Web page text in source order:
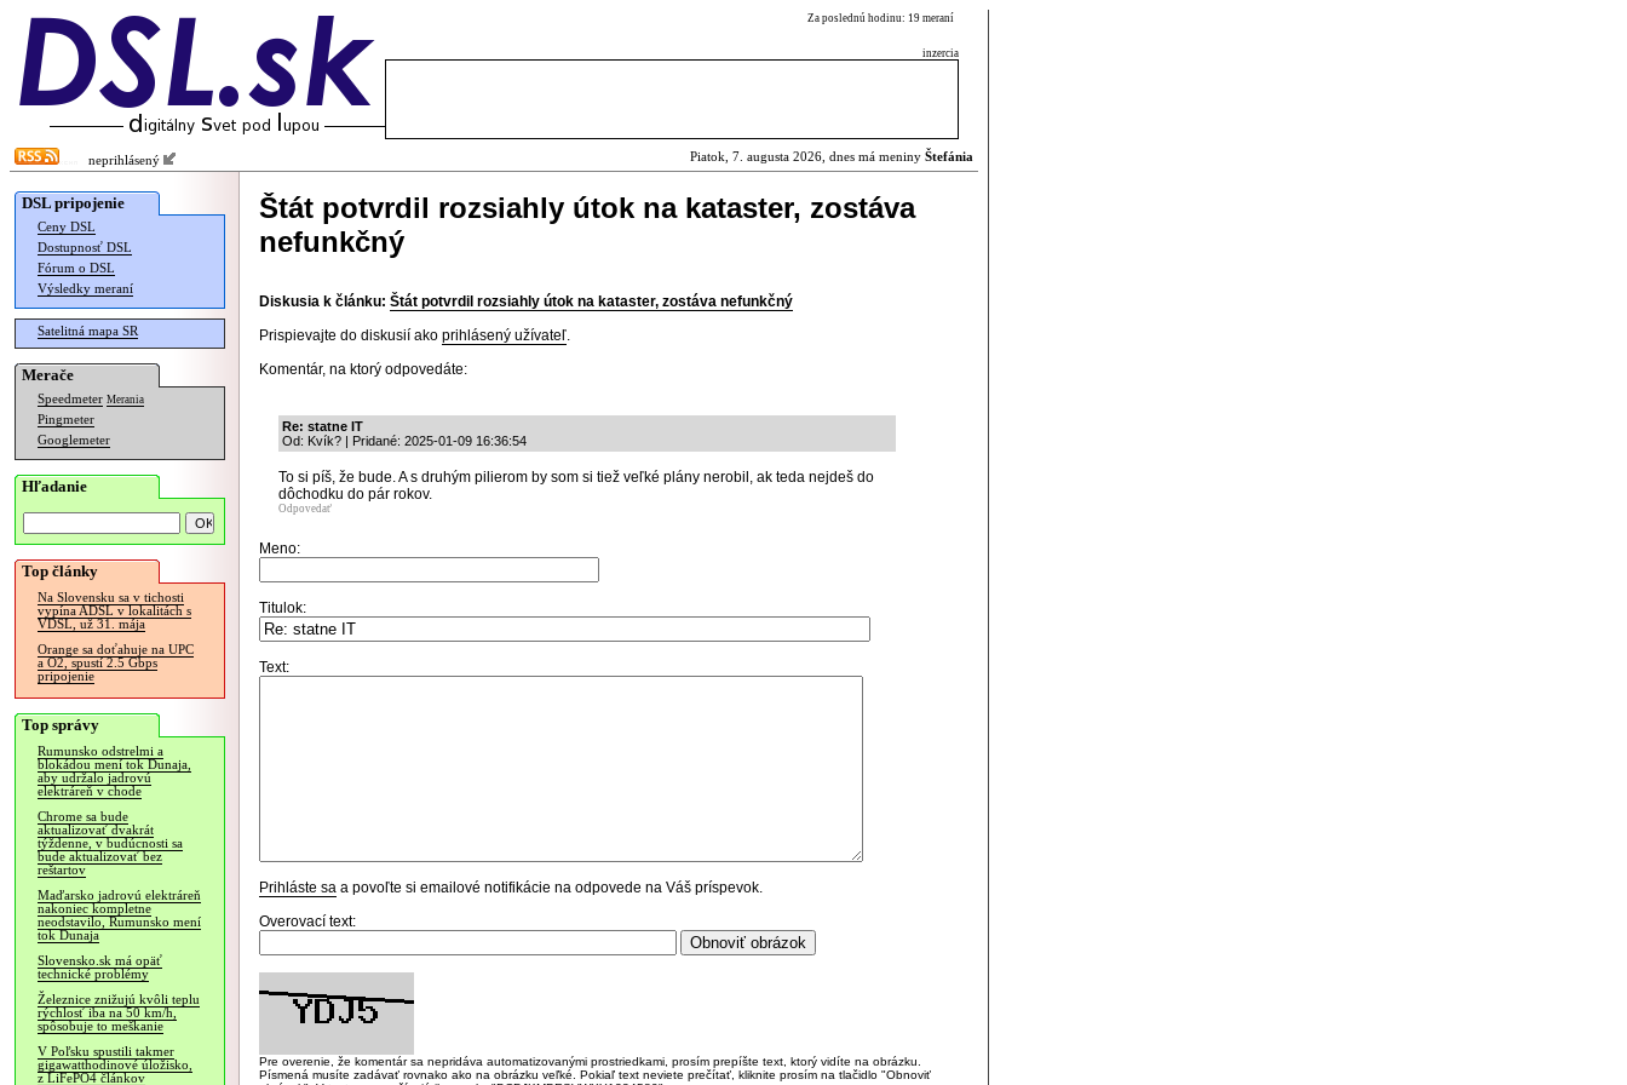
Za poslednú hodinu: 19 meraní
inzercia
neprihlásený Piatok, 7. augusta 2026, dnes má meniny Štefánia
DSL pripojenie
Ceny DSL
Dostupnosť DSL
Fórum o DSL
Výsledky meraní
Satelitná mapa SR
Merače
Speedmeter Merania
Pingmeter
Googlemeter
Hľadanie
Top články
Na Slovensku sa v tichosti
vypína ADSL v lokalitách s
VDSL, už 31. mája
Orange sa doťahuje na UPC
a O2, spustí 2.5 Gbps
pripojenie
Top správy
Rumunsko odstrelmi a
blokádou mení tok Dunaja,
aby udržalo jadrovú
elektráreň v chode
Chrome sa bude
aktualizovať dvakrát
týždenne, v budúcnosti sa
bude aktualizovať bez
reštartov
Maďarsko jadrovú elektráreň
nakoniec kompletne
neodstavilo, Rumunsko mení
tok Dunaja
Slovensko.sk má opäť
technické problémy
Železnice znižujú kvôli teplu
rýchlosť iba na 50 km/h,
spôsobuje to meškanie
V Poľsku spustili takmer
gigawatthodinové úložisko,
z LiFePO4 článkov
Štát potvrdil rozsiahly útok na kataster, zostáva
nefunkčný
Diskusia k článku: Štát potvrdil rozsiahly útok na kataster, zostáva nefunkčný
Prispievajte do diskusií ako prihlásený užívateľ.
Komentár, na ktorý odpovedáte:
Re: statne IT
Od: Kvík? | Pridané: 2025-01-09 16:36:54
To si píš, že bude. A s druhým pilierom by som si tiež veľké plány nerobil, ak teda nejdeš do
dôchodku do pár rokov.
Odpovedať
Meno:
Titulok:
Text:
Prihláste sa a povoľte si emailové notifikácie na odpovede na Váš príspevok.
Overovací text:
Pre overenie, že komentár sa nepridáva automatizovanými prostriedkami, prosím prepíšte text, ktorý vidíte na obrázku.
Písmená musíte zadávať rovnako ako na obrázku veľké. Pokiaľ text neviete prečítať, kliknite prosím na tlačidlo "Obnoviť